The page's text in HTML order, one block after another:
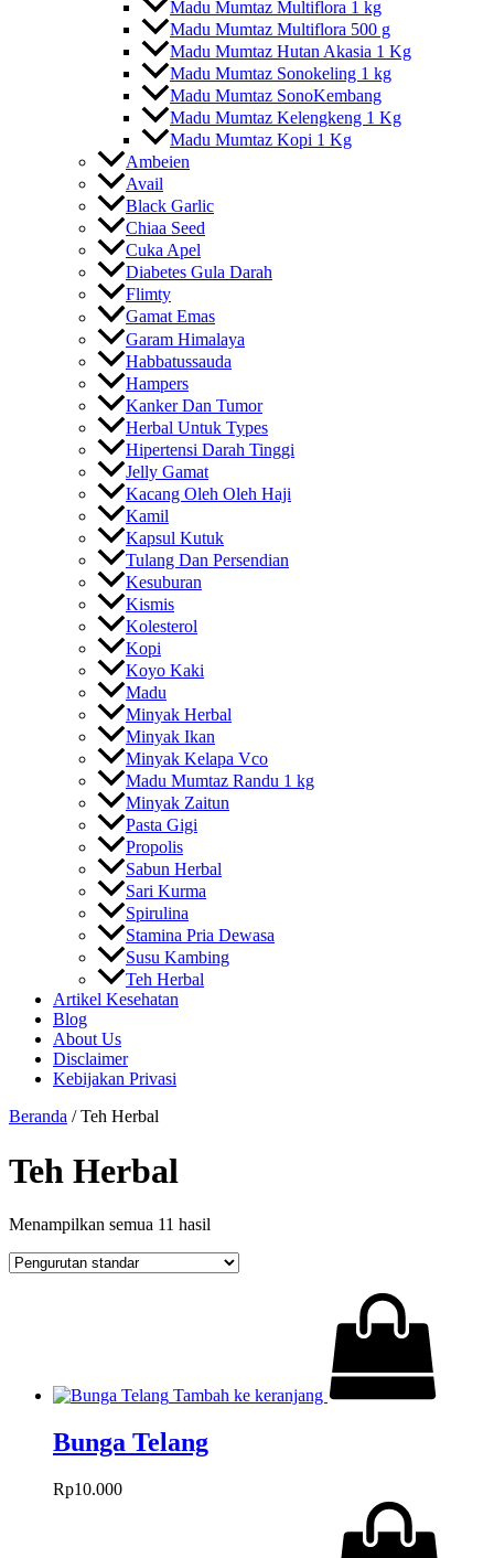
Madu Mumtaz Multiflora 1 kg
Madu Mumtaz Multiflora 500 g
Madu Mumtaz Hutan Akasia 1 Kg
Madu Mumtaz Sonokeling 1 kg
Madu Mumtaz SonoKembang
Madu Mumtaz Kelengkeng 1 Kg
Madu Mumtaz Kopi 1 Kg
Ambeien
Avail
Black Garlic
Chiaa Seed
Cuka Apel
Diabetes Gula Darah
Flimty
Gamat Emas
Garam Himalaya
Habbatussauda
Hampers
Kanker Dan Tumor
Herbal Untuk Types
Hipertensi Darah Tinggi
Jelly Gamat
Kacang Oleh Oleh Haji
Kamil
Kapsul Kutuk
Tulang Dan Persendian
Kesuburan
Kismis
Kolesterol
Kopi
Koyo Kaki
Madu
Minyak Herbal
Minyak Ikan
Minyak Kelapa Vco
Madu Mumtaz Randu 1 kg
Minyak Zaitun
Pasta Gigi
Propolis
Sabun Herbal
Sari Kurma
Spirulina
Stamina Pria Dewasa
Susu Kambing
Teh Herbal
Artikel Kesehatan
Blog
About Us
Disclaimer
Kebijakan Privasi
Beranda / Teh Herbal
Teh Herbal
Menampilkan semua 11 hasil
Tambah ke keranjang
Bunga Telang
Rp10.000